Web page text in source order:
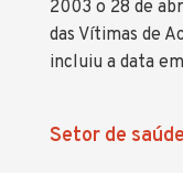
2003 o 28 de
das Vítimas de
incluiu a data
Setor de